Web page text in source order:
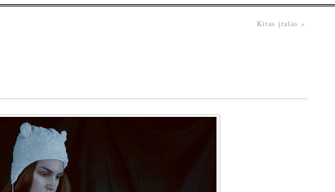
Kitas įrašas »